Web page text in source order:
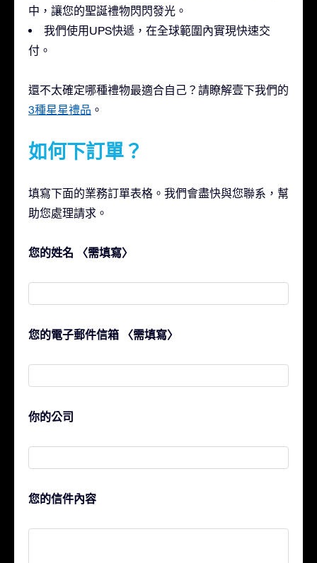
中，讓您的聖誕禮物閃閃發光。
我們使用UPS快遞，在全球範圍內實現快速交
付。
還不太確定哪種禮物最適合自己？請瞭解壹下我們的
3種星星禮品 。
如何下訂單？
填寫下面的業務訂單表格。我們會盡快與您聯系，幫
助您處理請求。
您的姓名 〈需填寫〉
您的電子郵件信箱 〈需填寫〉
你的公司
您的信件內容